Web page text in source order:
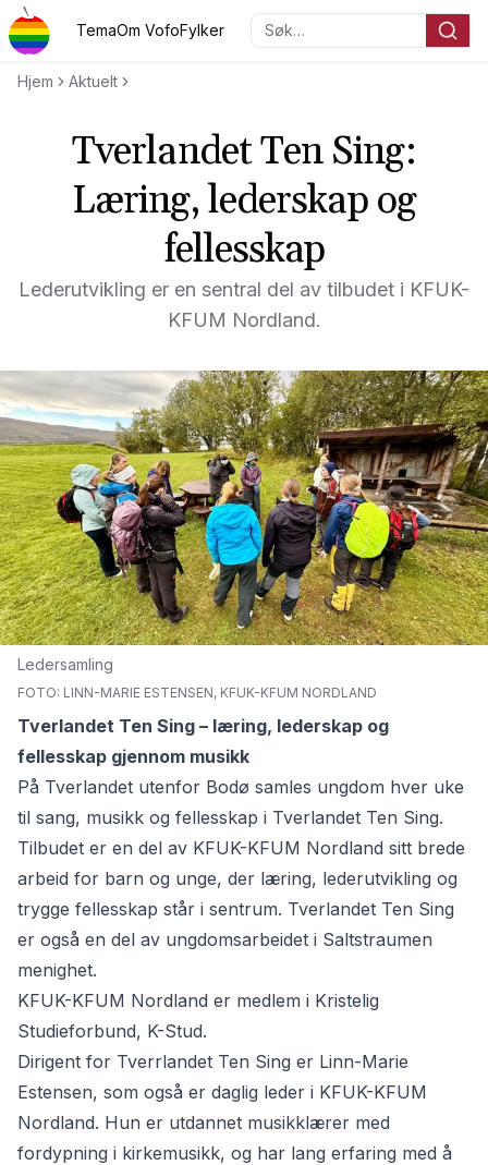
Hopp til hovedinnholdet
Voksenopplæringsforbundet
TemaOm VofoFylker Søk…
Hjem Aktuelt
Tverlandet Ten Sing:
Læring, lederskap og
fellesskap
Lederutvikling er en sentral del av tilbudet i KFUK-
KFUM Nordland.
Ledersamling
FOTO: LINN-MARIE ESTENSEN, KFUK-KFUM NORDLAND
Tverlandet Ten Sing – læring, lederskap og
fellesskap gjennom musikk
På Tverlandet utenfor Bodø samles ungdom hver uke
til sang, musikk og fellesskap i Tverlandet Ten Sing.
Tilbudet er en del av KFUK-KFUM Nordland sitt brede
arbeid for barn og unge, der læring, lederutvikling og
trygge fellesskap står i sentrum. Tverlandet Ten Sing
er også en del av ungdomsarbeidet i Saltstraumen
menighet.
KFUK-KFUM Nordland er medlem i Kristelig
Studieforbund, K-Stud.
Dirigent for Tverrlandet Ten Sing er Linn-Marie
Estensen, som også er daglig leder i KFUK-KFUM
Nordland. Hun er utdannet musikklærer med
fordypning i kirkemusikk, og har lang erfaring med å